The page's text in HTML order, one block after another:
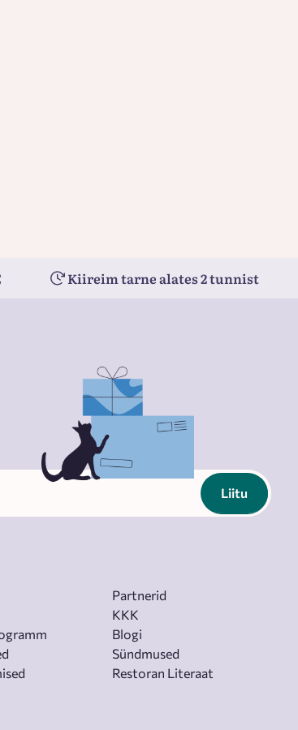
Kiireim tarne alates 2 tunnist
Liitu
Partnerid
KKK
Blogi
Sündmused
Restoran Literaat